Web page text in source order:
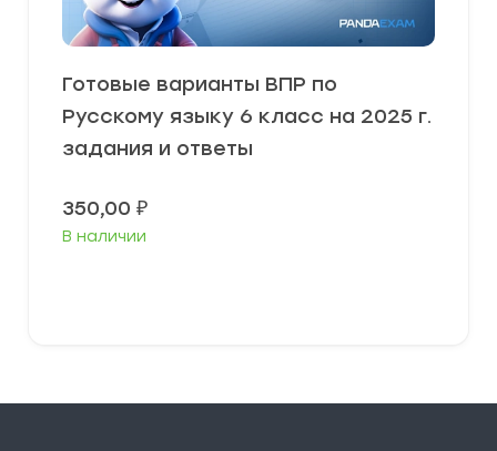
Готовые варианты ВПР по
Русскому языку 6 класс на 2025 г.
задания и ответы
350,00 ₽
В наличии